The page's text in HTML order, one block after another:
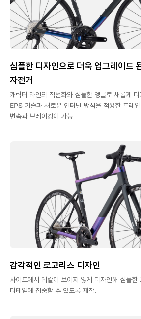
심플한 디자인으로 더욱 업그레이드
자전거
캐릭터 라인의 직선화와 심플한 앵글로 새롭게
EPS 기술과 새로운 인터널 방식을 적용한 프레
변속과 브레이킹이 가능
감각적인 로고리스 디자인
사이드에서 데칼이 보이지 않게 디자인해 심플한
디테일에 집중할 수 있도록 제작.